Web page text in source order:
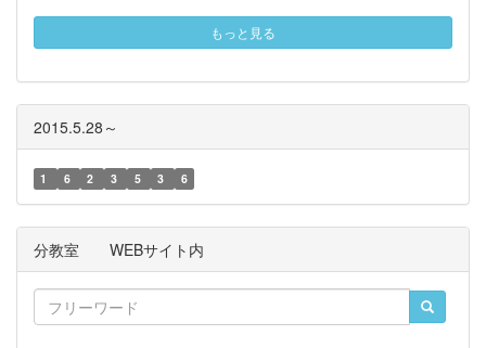
もっと見る
2015.5.28～
1 6 2 3 5 3 6
分教室 WEBサイト内